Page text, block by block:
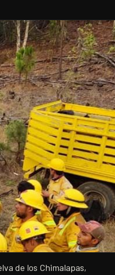
de los Chimalapas,